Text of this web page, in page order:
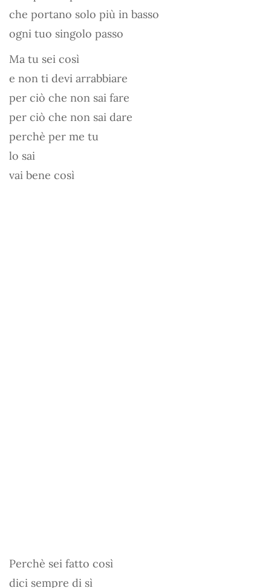
che portano solo più in basso
ogni tuo singolo passo
Ma tu sei così
e non ti devi arrabbiare
per ciò che non sai fare
per ciò che non sai dare
perchè per me tu
lo sai
vai bene così
Perchè sei fatto così
dici sempre di sì